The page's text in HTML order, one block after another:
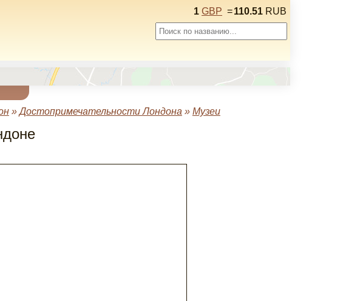
1 GBP =110.51 RUB
»Достопримечательности Лондона » Музеи